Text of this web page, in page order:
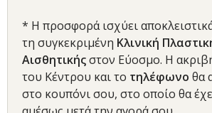
* Η προσφορά ισχύει
τη συγκεκριμένη Κλινική
Αισθητικήςστον Εύοσμο. Η
του Κέντρου και το τηλέφωνο θα
στο κουπόνι σου, στο οποίο θα